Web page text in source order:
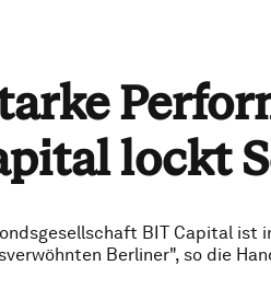
lockt
BIT Capital ist
Berliner", so die